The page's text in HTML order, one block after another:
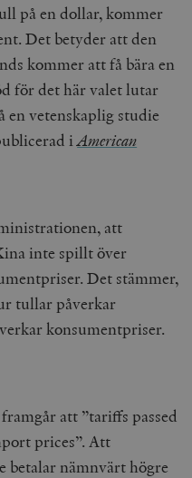
på en dollar, kommer
Det betyder att den
kommer att få bära en
för det här valet lutar
vetenskaplig studie
iAmerican
att
inte spillt över
Det stämmer,
tullar påverkar
konsumentpriser.
att ”tariffs passed
prices”. Att
betalar nämnvärt högre